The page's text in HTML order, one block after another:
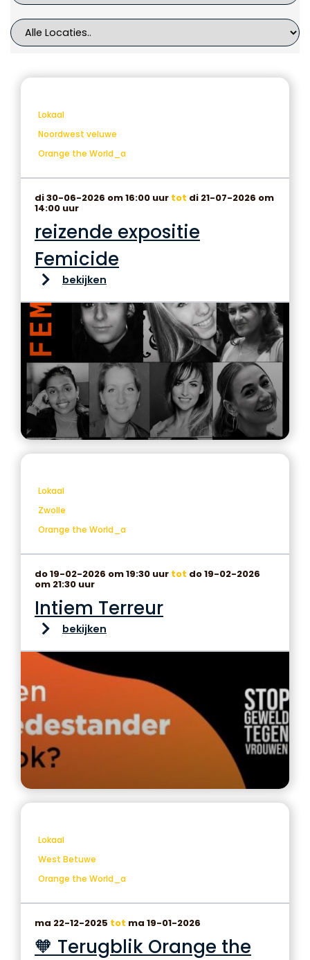
Lokaal
Noordwest veluwe
Orange the World_a
di 30-06-2026 om 16:00 uur tot di 21-07-2026 om
14:00 uur
reizende expositie
Femicide
bekijken
Lokaal
Zwolle
Orange the World_a
do 19-02-2026 om 19:30 uur tot do 19-02-2026
om 21:30 uur
Intiem Terreur
bekijken
Lokaal
West Betuwe
Orange the World_a
ma 22-12-2025 tot ma 19-01-2026
🧡 Terugblik Orange the